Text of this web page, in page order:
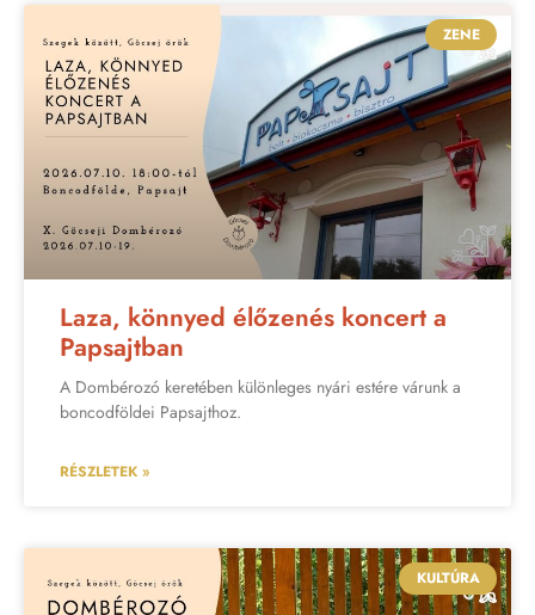
ZENE
Laza, könnyed élőzenés koncert a
Papsajtban
A Dombérozó keretében különleges nyári estére várunk a
boncodföldei Papsajthoz.
RÉSZLETEK »
KULTÚRA